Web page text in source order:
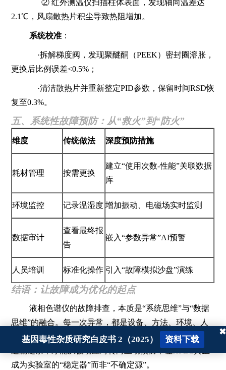
✖
基因毒性杂质研究白皮书 2（2025） 资料下载
② 红外测温仪扫描柱体表面，发现轴向温差达
2.1℃，风扇散热片积尘导致热阻增加。
系统校准 ：
·拆解梯度阀，发现聚醚酮（PEEK）密封圈溶胀，
更换后比例误差<0.5%；
·清洁散热片并重新整定PID参数，保留时间RSD恢
复至0.3%。
五、系统性故障预防：从“救火”到“防火”
维度 传统做法 深度预防措施
耗材管理 按需更换
建立“使用次数-性能”关联数据
库
环境监控 记录温湿度 增加振动、电磁场实时监测
数据审计
查看最终报
告
嵌入“参数异常”AI预警
人员培训 标准化操作 引入“故障模拟沙盘”演练
结语：让故障成为优化的起点
液相色谱仪的故障排查，本质是“系统思维”与“数据
思维”的融合。每一次异常，都是设备、方法、环境、人
员耦合作用的“黑匣子”。唯有建立“症状-数据-根因”的可
追溯链条，才能从被动应对转向主动预防，让HPLC真正
成为实验室的“稳定器”而非“不确定源”。